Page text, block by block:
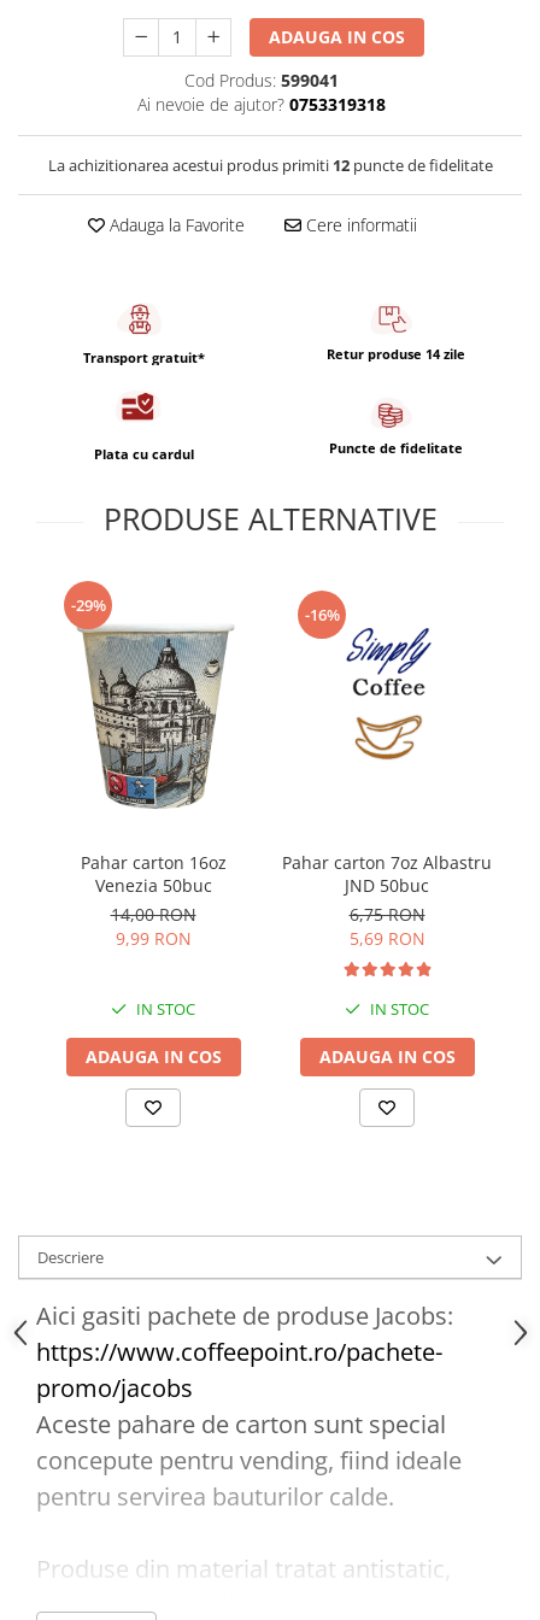
Cafea macinata
ADAUGA IN COS
Cod Produs: 599041
Ai nevoie de ajutor? 0753319318
La achizitionarea acestui produs primiti 12puncte de fidelitate
Adauga la Favorite Cere informatii
Transport gratuit* Retur produse 14 zile
Plata cu cardul Puncte de fidelitate
PRODUSE ALTERNATIVE
-29%
Pahar carton 16oz
Venezia 50buc
14,00 RON
9,99 RON
IN STOC
ADAUGA IN COS
-16%
Pahar carton 7oz Albastru
JND 50buc
6,75 RON
5,69 RON
IN STOC
ADAUGA IN COS
Descriere
Aici gasiti pachete de produse Jacobs:
https://www.coffeepoint.ro/pachete-
promo/jacobs
Aceste pahare de carton sunt special
concepute pentru vending, fiind ideale
pentru servirea bauturilor calde.
Produse din material tratat antistatic,
rezistent si de calitate.